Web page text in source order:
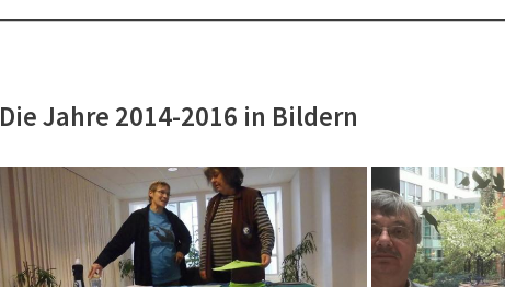
Die Jahre 2014-2016 in Bildern